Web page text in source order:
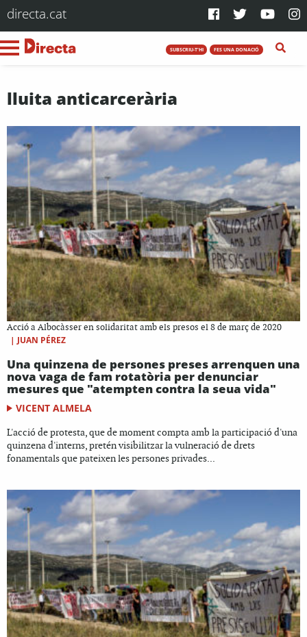
directa.cat
SUBSCRIU-T'HI FES UNA DONACIÓ
lluita anticarcerària
Acció a Albocàsser en solidaritat amb els presos el 8 de març de 2020
| JUAN PÉREZ
Una quinzena de persones preses arrenquen una
nova vaga de fam rotatòria per denunciar
mesures que "atempten contra la seua vida"
VICENT ALMELA
L'acció de protesta, que de moment compta amb la participació d'una
quinzena d'interns, pretén visibilitzar la vulneració de drets
fonamentals que pateixen les persones privades...